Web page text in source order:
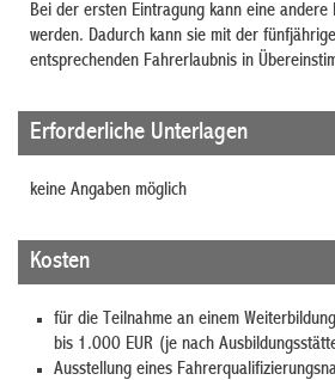
Bei der ersten Eintragung kann eine andere
werden. Dadurch kann sie mit der
entsprechenden Fahrerlaubnis in
Erforderliche Unterlagen
keine Angaben möglich
Kosten
für die Teilnahme an einem
bis 1.000 EUR (je nach
Ausstellung eines